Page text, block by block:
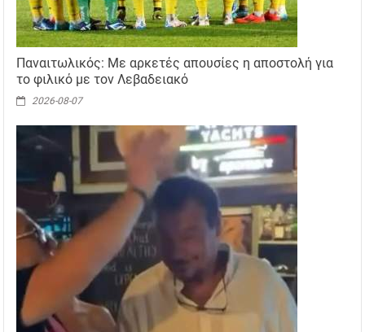
Παναιτωλικός: Με αρκετές απουσίες η αποστολή για
το φιλικό με τον Λεβαδειακό
2026-08-07